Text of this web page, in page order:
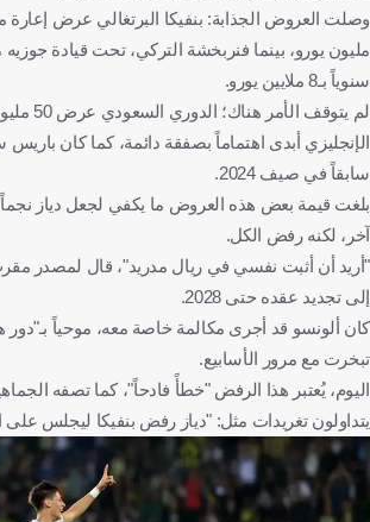
مليون يورو، بينما فنربخشة التركي، تحت قيادة جوزيه
سنوياً بـ8 ملايين يورو.
لم يتوقف
الإنجليزي أبدى اهتماماً بصفقة دائمة، كما كان
سابقاً في صيف 2024.
بلغت قيمة بعض هذه العروض ما يكفي لجعل دياز
آخر، لكنه رفض الكل.
"أريد أن أثبت نفسي في ريال مدريد"، قال لمصدر
إلى تجديد عقده حتى 2028.
كان ألونسو قد أجرى مكالمة خاصة معه، موحياً
تبخرت مع مرور الأسابيع.
اليوم، يُعتبر هذا الرفض "خطأً فادحاً"، كما تصفه
يتداولون تغريدات مثل: "دياز رفض بنفيكا ليجلس على